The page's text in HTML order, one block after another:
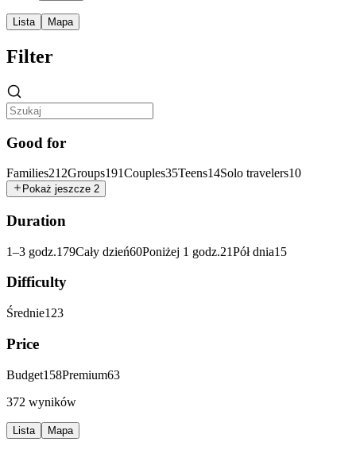
Lista Mapa
Filter
Good for
Families212Groups191Couples35Teens14Solo travelers10
Pokaż jeszcze 2
Duration
1–3 godz.179Cały dzień60Poniżej 1 godz.21Pół dnia15
Difficulty
Średnie123
Price
Budget158Premium63
372 wyników
Lista Mapa